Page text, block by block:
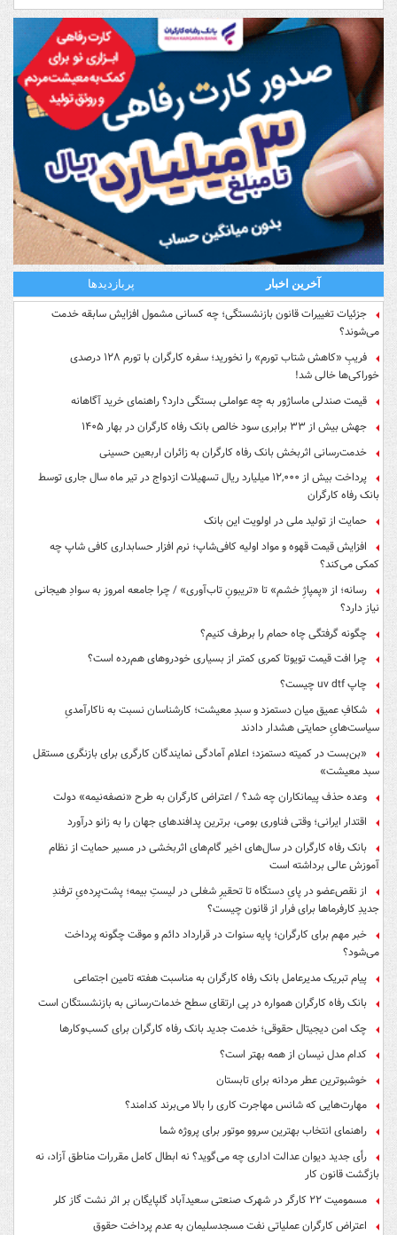
آخرین اخبار پربازدیدها
جزئیات تغییرات قانون بازنشستگی؛ چه کسانی مشمول افزایش سابقه خدمت
می‌شوند؟
فریبِ «کاهش شتاب تورم» را نخورید؛ سفره کارگران با تورم ۱۲۸ درصدی
خوراکی‌ها خالی شد!
قیمت صندلی ماساژور به چه عواملی بستگی دارد؟ راهنمای خرید آگاهانه
جهش بیش از ۳۳ برابری سود خالص بانک رفاه کارگران در بهار ۱۴۰۵
خدمت‌رسانی اثربخش بانک رفاه کارگران به زائران اربعین حسینی
پرداخت بیش از ۱۲,۰۰۰ میلیارد ریال تسهیلات ازدواج در تیر ماه سال جاری توسط
بانک رفاه کارگران
حمایت از تولید ملی در اولویت این بانک
افزایش قیمت قهوه و مواد اولیه کافی‌شاپ؛ نرم افزار حسابداری کافی شاپ چه
کمکی می‌کند؟
رسانه؛ از «پمپاژِ خشم» تا «تریبونِ تاب‌آوری» / چرا جامعه امروز به سوادِ هیجانی
نیاز دارد؟
چگونه گرفتگی چاه حمام را برطرف کنیم؟
چرا افت قیمت تویوتا کمری کمتر از بسیاری خودروهای هم‌رده است؟
چاپ uv dtf چیست؟
شکافِ عمیق میان دستمزد و سبدِ معیشت؛ کارشناسان نسبت به ناکارآمدیِ
سیاست‌هایِ حمایتی هشدار دادند
«بن‌بست در کمیته دستمزد؛ اعلام آمادگی نمایندگان کارگری برای بازنگری مستقل
سبد معیشت»
وعده حذف پیمانکاران چه شد؟ / اعتراض کارگران به طرح «نصفه‌نیمه» دولت
اقتدار ایرانی؛ وقتی فناوری بومی، برترین پدافندهای جهان را به زانو درآورد
بانک رفاه کارگران در سال‌های اخیر گام‌های اثربخشی در مسیر حمایت از نظام
آموزش عالی برداشته است
از نقص‌عضو در پایِ دستگاه تا تحقیرِ شغلی در لیستِ بیمه؛ پشت‌پرده‌یِ ترفندِ
جدیدِ کارفرماها برای فرار از قانون چیست؟
خبر مهم برای کارگران؛ پایه سنوات در قرارداد دائم و موقت چگونه پرداخت
می‌شود؟
پیام تبریک مدیرعامل بانک رفاه کارگران به مناسبت هفته تامین اجتماعی
بانک رفاه کارگران همواره در پی ارتقای سطح خدمات‌رسانی به بازنشستگان است
چک امن دیجیتال حقوقی؛ خدمت جدید بانک رفاه کارگران برای کسب‌وکارها
کدام مدل نیسان از همه بهتر است؟
خوشبوترین عطر مردانه برای تابستان
مهارت‌هایی که شانس مهاجرت کاری را بالا می‌برند کدامند؟
راهنمای انتخاب بهترین سروو موتور برای پروژه شما
رأی جدید دیوان عدالت اداری چه می‌گوید؟ نه ابطال کامل مقررات مناطق آزاد، نه
بازگشت قانون کار
مسمومیت ۲۲ کارگر در شهرک صنعتی سعیدآباد گلپایگان بر اثر نشت گاز کلر
اعتراض کارگران عملیاتی نفت مسجدسلیمان به عدم پرداخت حقوق